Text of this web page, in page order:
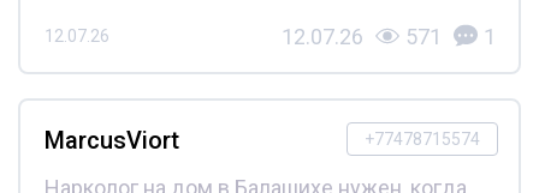
12.07.26 12.07.26 571 1
+77478715574
MarcusViort
Нарколог на дом в Балашихе нужен, когда